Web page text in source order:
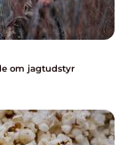
om jagtudstyr